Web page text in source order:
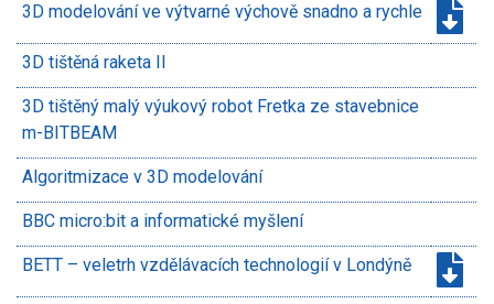
3D modelování ve výtvarné výchově snadno a rychle
3D tištěná raketa II
3D tištěný malý výukový robot Fretka ze stavebnice
m-BITBEAM
Algoritmizace v 3D modelování
BBC micro:bit a informatické myšlení
BETT – veletrh vzdělávacích technologií v Londýně